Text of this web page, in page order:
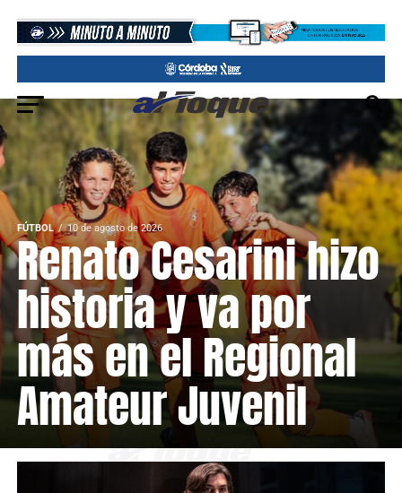
FÚTBOL 10 de agosto de 2026
Renato Cesarini hizo
historia y va por
más en el Regional
Amateur Juvenil